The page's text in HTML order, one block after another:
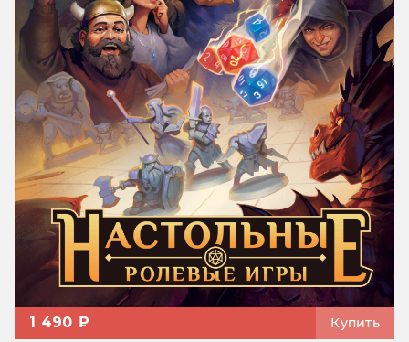
1 490 ₽ Купить